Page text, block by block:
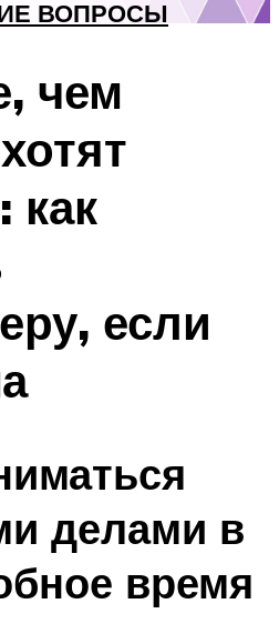
ВОПРОСЫ
чем
как
если
делами в
время